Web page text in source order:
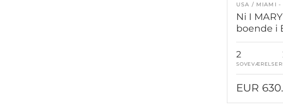
USA MIAMI -
Ni I
boende i
2
SOVEVÆRELSER
EUR